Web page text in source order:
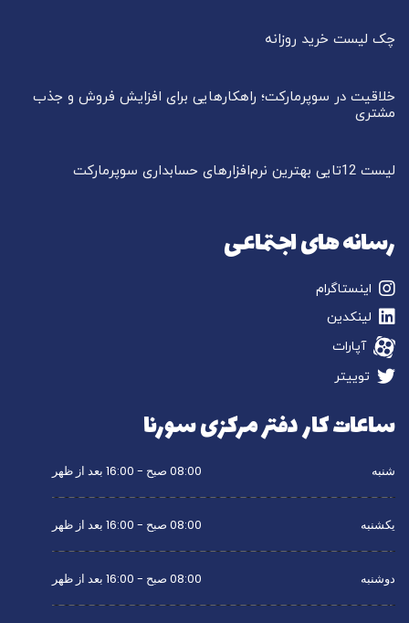
چک لیست خرید روزانه
خلاقیت در سوپرمارکت؛ راهکارهایی برای افزایش فروش و جذب
مشتری
لیست 12تایی بهترین نرم‌افزارهای حسابداری سوپرمارکت
رسانه های اجتماعی
اینستاگرام
لینکدین
آپارات
توییتر
ساعات کار دفتر مرکزی سورنا
شنبه 08:00 صبح - 16:00 بعد از ظهر
یکشنبه 08:00 صبح - 16:00 بعد از ظهر
دوشنبه 08:00 صبح - 16:00 بعد از ظهر